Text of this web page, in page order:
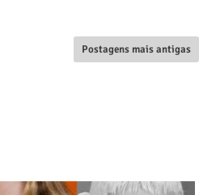
Postagens mais antigas